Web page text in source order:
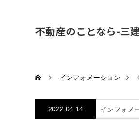
不動産のことなら-三
インフォメーション
2022.04.14 インフォメ